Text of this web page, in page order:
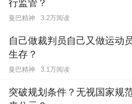
行监管？
曼巴精神 3.2万阅读
自己做裁判员自己又做运动
生存？
曼巴精神 3.1万阅读
突破规划条件？无视国家规